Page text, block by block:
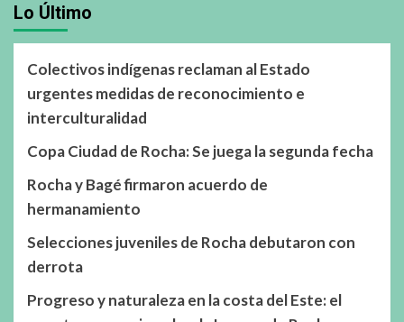
Lo Último
Colectivos indígenas reclaman al Estado
urgentes medidas de reconocimiento e
interculturalidad
Copa Ciudad de Rocha: Se juega la segunda fecha
Rocha y Bagé firmaron acuerdo de
hermanamiento
Selecciones juveniles de Rocha debutaron con
derrota
Progreso y naturaleza en la costa del Este: el